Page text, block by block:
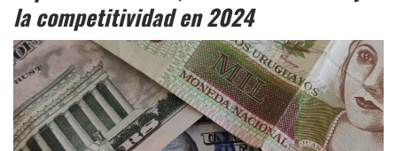
la competitividad en 2024